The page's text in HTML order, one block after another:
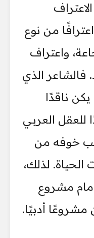
من نوع
واعتراف
فالشاعر الذي
ناقدًا
للعقل العربي
خوفه من
الحياة. لذلك،
مشروع
أدبيًا.